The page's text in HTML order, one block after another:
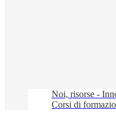
Noi, risorse -
Corsi di